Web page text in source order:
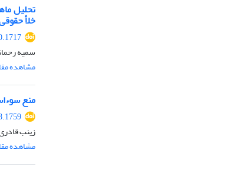
تحلیل
خلأ
سمیه
مشاهده
منع
زینب
مشاهده